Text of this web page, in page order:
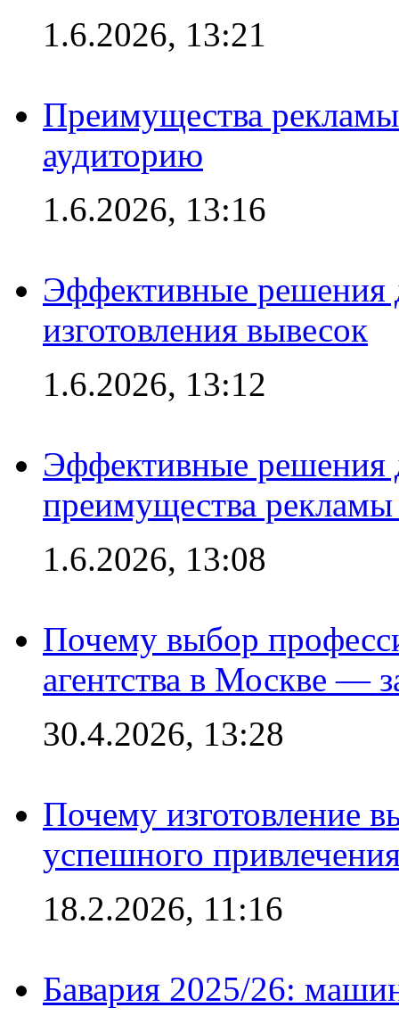
1.6.2026, 13:21
Преимущества
аудиторию
1.6.2026, 13:16
Эффективные решения
изготовления вывесок
1.6.2026, 13:12
Эффективные решения
преимущества рекламы
1.6.2026, 13:08
Почему выбор
агентства в Москве —
30.4.2026, 13:28
Почему изготовление
успешного
18.2.2026, 11:16
Бавария 2025/26: